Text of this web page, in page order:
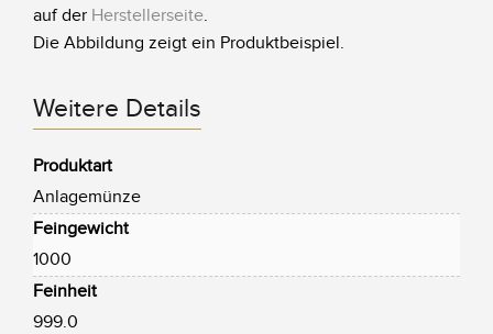
auf der Herstellerseite.
Die Abbildung zeigt ein Produktbeispiel.
Weitere Details
Produktart
Anlagemünze
Feingewicht
1000
Feinheit
999.0